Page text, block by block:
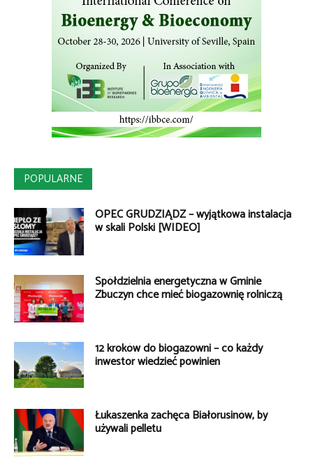
POPULARNE
OPEC GRUDZIĄDZ – wyjątkowa instalacja
w skali Polski [WIDEO]
Spółdzielnia energetyczna w Gminie
Zbuczyn chce mieć biogazownię rolniczą
12 kroków do biogazowni – co każdy
inwestor wiedzieć powinien
Łukaszenka zachęca Białorusinów, by
używali pelletu